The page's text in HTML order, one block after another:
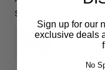
Schnelle Lieferung.
7
Sign up for our
exclusive deals
No